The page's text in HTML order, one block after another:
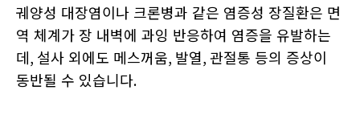
궤양성 대장염이나 크론병과 같은 염증성 장질환은 면
역 체계가 장 내벽에 과잉 반응하여 염증을 유발하는
데, 설사 외에도 메스꺼움, 발열,관절통 등의 증상이
동반될 수 있습니다.